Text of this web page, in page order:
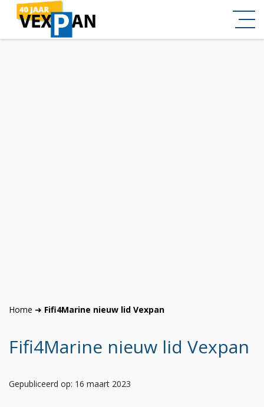
Home ➜ Fifi4Marine nieuw lid Vexpan
Fifi4Marine nieuw lid Vexpan
Gepubliceerd op: 16 maart 2023